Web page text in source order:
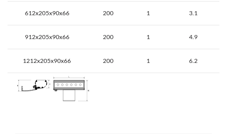
612x205x90x66 200 1 3.1
912x205x90x66 200 1 4.9
1212x205x90x66 200 1 6.2